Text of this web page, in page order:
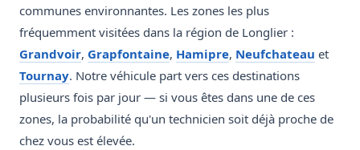
communes environnantes. Les zones les plus
fréquemment visitées dans la région de Longlier :
Grandvoir, Grapfontaine, Hamipre, Neufchateau et
Tournay. Notre véhicule part vers ces destinations
plusieurs fois par jour — si vous êtes dans une de ces
zones, la probabilité qu'un technicien soit déjà proche de
chez vous est élevée.